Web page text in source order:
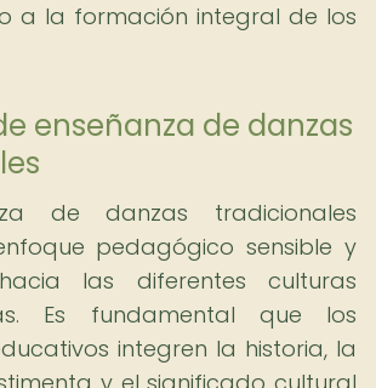
a la formación integral de los
enseñanza de danzas
de danzas tradicionales
pedagógico sensible y
las diferentes culturas
Es fundamental que los
integren la historia, la